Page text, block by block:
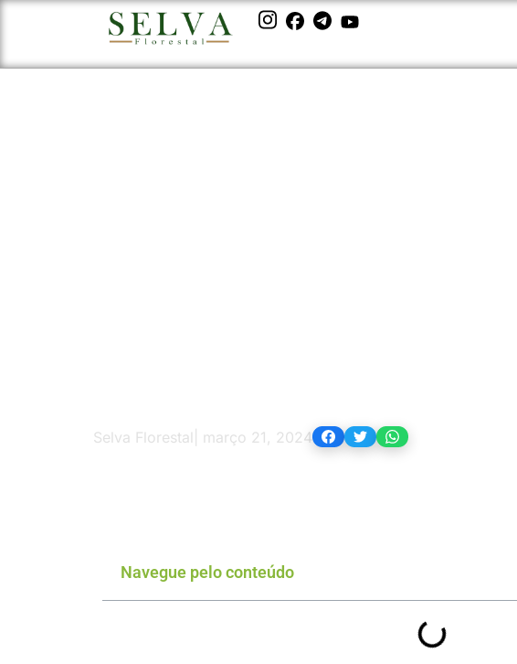
Selva Florestal março 21, 2024
Navegue pelo conteúdo